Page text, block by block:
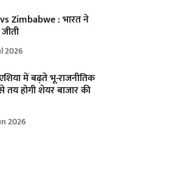
Zimbabwe : भारत ने
2026
में बढ़ते भू-राजनीतिक
तय होगी शेयर बाजार की
2026